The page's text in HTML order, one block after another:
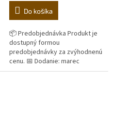
Do košíka
📦 Predobjednávka Produkt je
dostupný formou
predobjednávky za zvýhodnenú
cenu. 📅 Dodanie: marec
Originálny terakotový kvetináč z